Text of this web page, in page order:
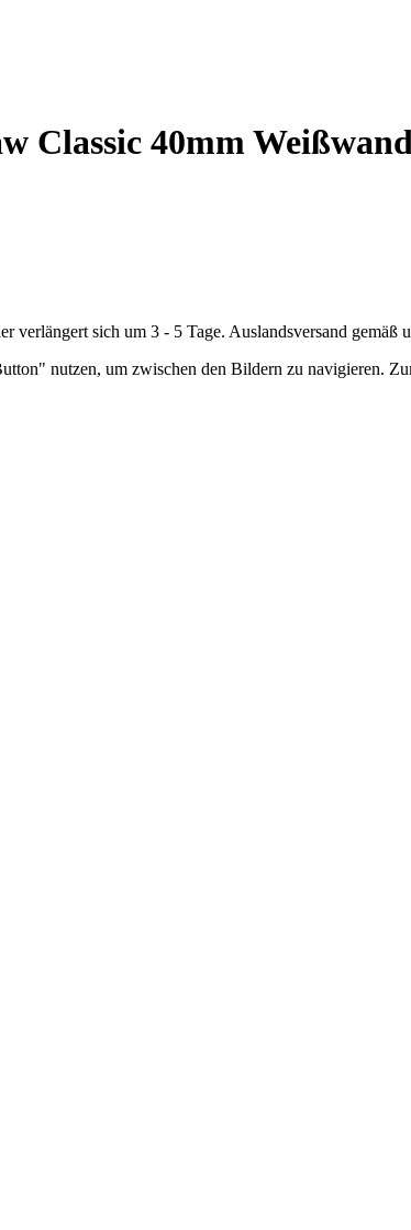
Classic 40mm Weißwand
sich um 3 - 5 Tage. Auslandsversand gemäß
nutzen, um zwischen den Bildern zu navigieren.